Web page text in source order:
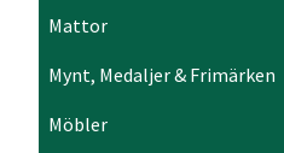
Mattor
Mynt, Medaljer & Frimärken
Möbler